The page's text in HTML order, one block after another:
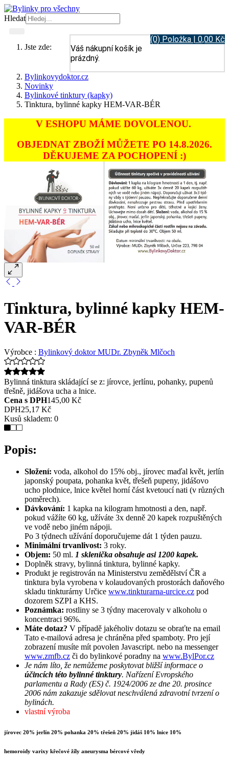
Hledat
(0) Položka | 0,00 Kč
Váš nákupní košík je
prázdný.
Jste zde:
Bylinkovydoktor.cz
Novinky
Bylinkové tinktury (kapky)
Tinktura, bylinné kapky HEM-VAR-BÉR
V ESHOPU MÁME DOVOLENOU.
OBJEDNAT ZBOŽÍ MŮŽETE PO 14.8.2026.
DĚKUJEME ZA POCHOPENÍ :)
Tinktura, bylinné kapky HEM-
VAR-BÉR
Výrobce : Bylinkový doktor MUDr. Zbyněk Mlčoch
Bylinná tinktura skládající se z: jírovce, jerlínu, pohanky, pupenů
třešně, jidášova ucha a lnice.
Cena s DPH145,00 Kč
DPH25,17 Kč
Kusů skladem: 0
Popis:
Složení: voda, alkohol do 15% obj., jírovec maďal květ, jerlín
japonský poupata, pohanka květ, třešeň pupeny, jidášovo
ucho plodnice, lnice květel horní část kvetoucí nati (v různých
poměrech).
Dávkování: 1 kapka na kilogram hmotnosti a den, např.
pokud vážíte 60 kg, užíváte 3x denně 20 kapek rozpuštěných
ve vodě nebo jiném nápoji.
Po 3 týdnech užívání doporučujeme dát 1 týden pauzu.
Minimální trvanlivost: 3 roky.
Objem: 50 ml. 1 sklenička obsahuje asi 1200 kapek.
Doplněk stravy, bylinná tinktura, bylinné kapky.
Produkt je registrován na Ministerstvu zemědělství ČR a
tinktura byla vyrobena v kolaudovaných prostorách daňového
skladu tinkturárny Určice www.tinkturarna-urcice.cz pod
dozorem SZPI a KHS.
Poznámka: rostliny se 3 týdny macerovaly v alkoholu o
koncentraci 96%.
Máte dotaz? V případě jakéholiv dotazu se obraťte na email
Tato e-mailová adresa je chráněna před spamboty. Pro její
zobrazení musíte mít povolen Javascript. nebo na messenger
www.zmfb.cz či do bylinkové poradny na www.BylPor.cz
Je nám líto, že nemůžeme poskytovat bližší informace o
účincích této bylinné tinktury. Nařízení Evropského
parlamentu a Rady (ES) č. 1924/2006 ze dne 20. prosince
2006 nám zakazuje sdělovat neschválená zdravotní tvrzení o
bylinách.
vlastní výroba
jírovec 20% jerlín 20% pohanka 20% třešeň 20% jidáš 10% lnice 10%
hemoroidy varixy křečové žíly aneurysma bércové vředy